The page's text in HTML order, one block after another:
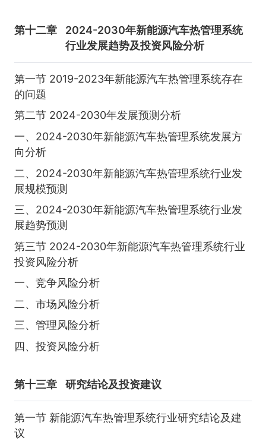
第十二章
2024-2030年新能源汽车热管理系统
行业发展趋势及投资风险分析
第一节 2019-2023年新能源汽车热管理系统存在
的问题
第二节 2024-2030年发展预测分析
一、2024-2030年新能源汽车热管理系统发展方
向分析
二、2024-2030年新能源汽车热管理系统行业发
展规模预测
三、2024-2030年新能源汽车热管理系统行业发
展趋势预测
第三节 2024-2030年新能源汽车热管理系统行业
投资风险分析
一、竞争风险分析
二、市场风险分析
三、管理风险分析
四、投资风险分析
第十三章 研究结论及投资建议
第一节 新能源汽车热管理系统行业研究结论及建
议